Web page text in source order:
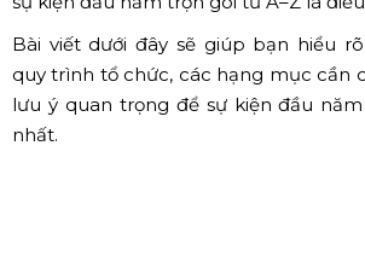
Bài viết dưới đây sẽ giúp bạn hiểu
quy trình tổ chức, các hạng mục cần
lưu ý quan trọng để sự kiện đầu
nhất.